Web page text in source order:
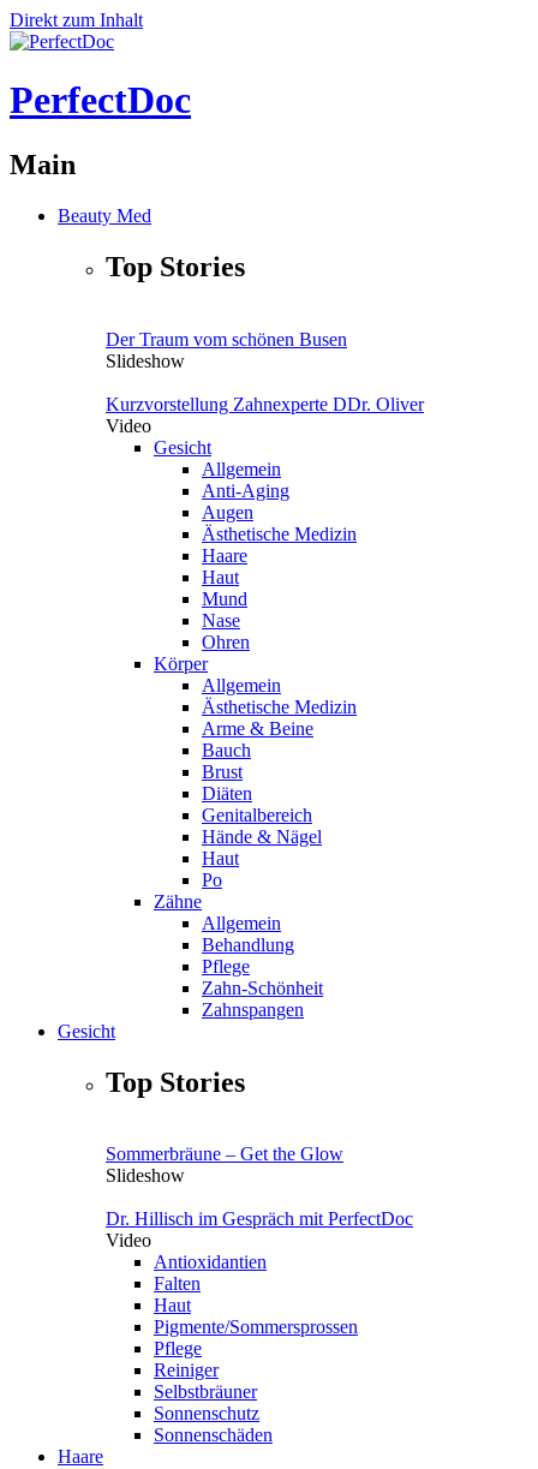
Direkt zum Inhalt
PerfectDoc
Main
Beauty Med
Top Stories
Der Traum vom schönen Busen
Slideshow
Kurzvorstellung Zahnexperte DDr. Oliver
Video
Gesicht
Allgemein
Anti-Aging
Augen
Ästhetische Medizin
Haare
Haut
Mund
Nase
Ohren
Körper
Allgemein
Ästhetische Medizin
Arme & Beine
Bauch
Brust
Diäten
Genitalbereich
Hände & Nägel
Haut
Po
Zähne
Allgemein
Behandlung
Pflege
Zahn-Schönheit
Zahnspangen
Gesicht
Top Stories
Sommerbräune – Get the Glow
Slideshow
Dr. Hillisch im Gespräch mit PerfectDoc
Video
Antioxidantien
Falten
Haut
Pigmente/Sommersprossen
Pflege
Reiniger
Selbstbräuner
Sonnenschutz
Sonnenschäden
Haare